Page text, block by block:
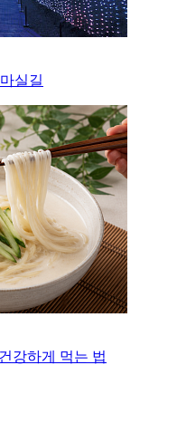
실길
강하게 먹는 법